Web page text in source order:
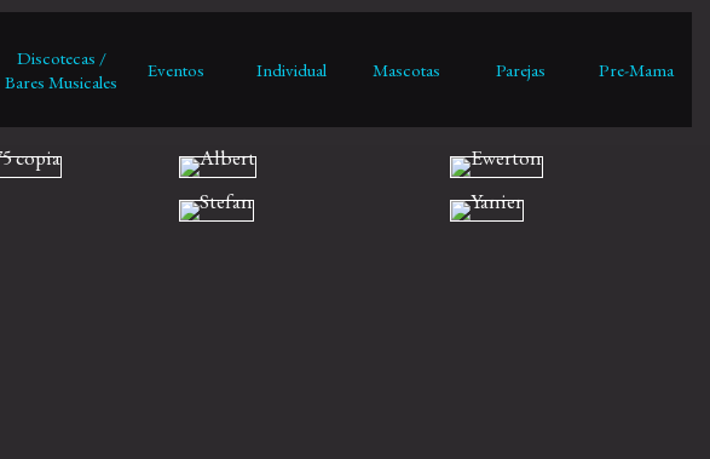
Discotecas /
Bares Musicales
Eventos Individual Mascotas Parejas Pre-Mama